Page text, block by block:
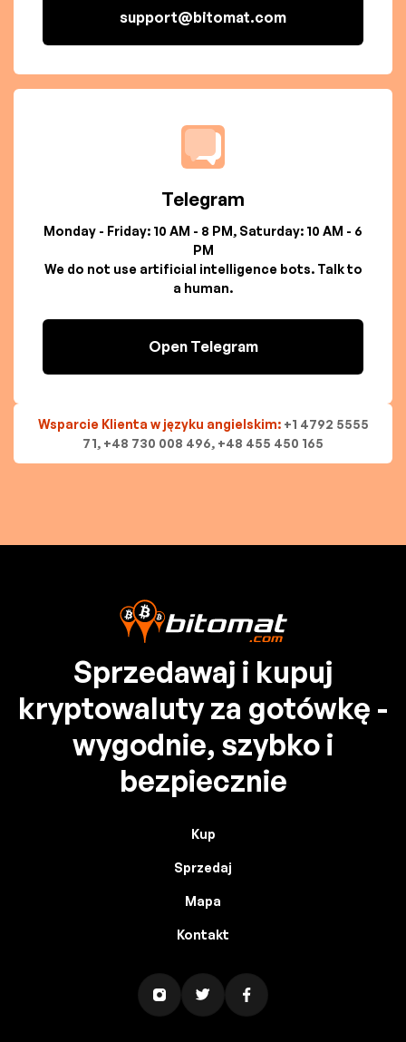
support@bitomat.com
Telegram
Monday - Friday: 10 AM - 8 PM, Saturday: 10 AM - 6
PM
We do not use artificial intelligence bots. Talk to
a human.
Open Telegram
Wsparcie Klienta w języku angielskim: +1 4792 5555
71, +48 730 008 496, +48 455 450 165
Sprzedawaj i kupuj
kryptowaluty za gotówkę -
wygodnie, szybko i
bezpiecznie
Kup
Sprzedaj
Mapa
Kontakt